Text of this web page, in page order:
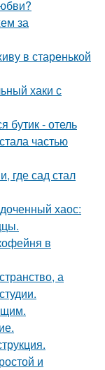
за
в старенькой
хаки с
бутик - отель
частью
где сад стал
хаос:
в
а
и